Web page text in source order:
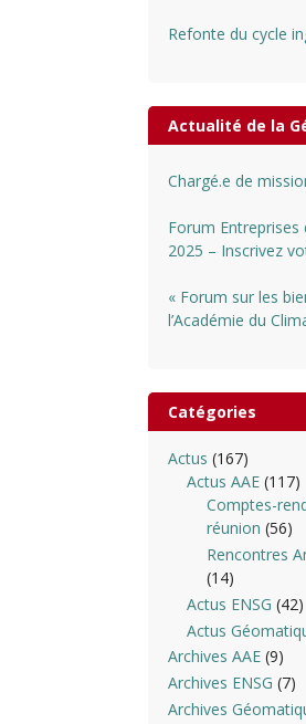
Refonte du cycle
Actualité de la
Chargé.e de
Forum Entreprises
2025 – Inscrivez
« Forum sur les
l’Académie du
Catégories
Actus (167)
Actus AAE (117)
Comptes-
réunion (56)
Rencontres
(14)
Actus ENSG (42)
Actus
Archives AAE(9)
Archives ENSG (7)
Archives